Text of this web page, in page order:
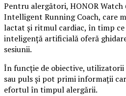
Pentru alergători, HONOR
Intelligent Running Coach, care
lactat și ritmul cardiac, în timp
inteligență artificială oferă
sesiunii.
În funcție de obiective,
sau puls și pot primi informații
efortul în timpul alergării.